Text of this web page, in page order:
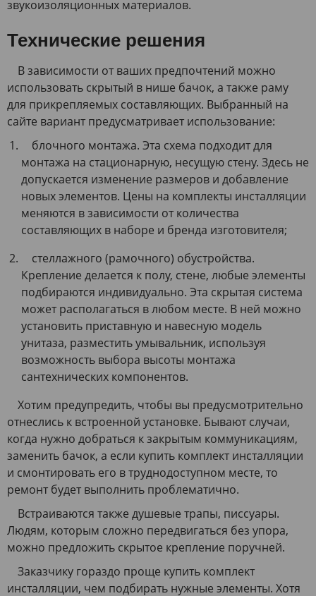
звукоизоляционных материалов.
Технические решения
В зависимости от ваших предпочтений можно
использовать скрытый в нише бачок, а также раму
для прикрепляемых составляющих. Выбранный на
сайте вариант предусматривает использование:
блочного монтажа. Эта схема подходит для
монтажа на стационарную, несущую стену. Здесь не
допускается изменение размеров и добавление
новых элементов. Цены на комплекты инсталляции
меняются в зависимости от количества
составляющих в наборе и бренда изготовителя;
стеллажного (рамочного) обустройства.
Крепление делается к полу, стене, любые элементы
подбираются индивидуально. Эта скрытая система
может располагаться в любом месте. В ней можно
установить приставную и навесную модель
унитаза, разместить умывальник, используя
возможность выбора высоты монтажа
сантехнических компонентов.
Хотим предупредить, чтобы вы предусмотрительно
отнеслись к встроенной установке. Бывают случаи,
когда нужно добраться к закрытым коммуникациям,
заменить бачок, а если купить комплект инсталляции
и смонтировать его в труднодоступном месте, то
ремонт будет выполнить проблематично.
Встраиваются также душевые трапы, писсуары.
Людям, которым сложно передвигаться без упора,
можно предложить скрытое крепление поручней.
Заказчику гораздо проще купить комплект
инсталляции, чем подбирать нужные элементы. Хотя